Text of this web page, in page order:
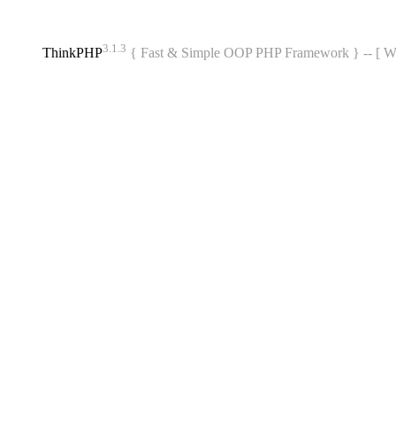
ThinkPHP3.1.3 { Fast & Simple OOP PHP Framework } -- [